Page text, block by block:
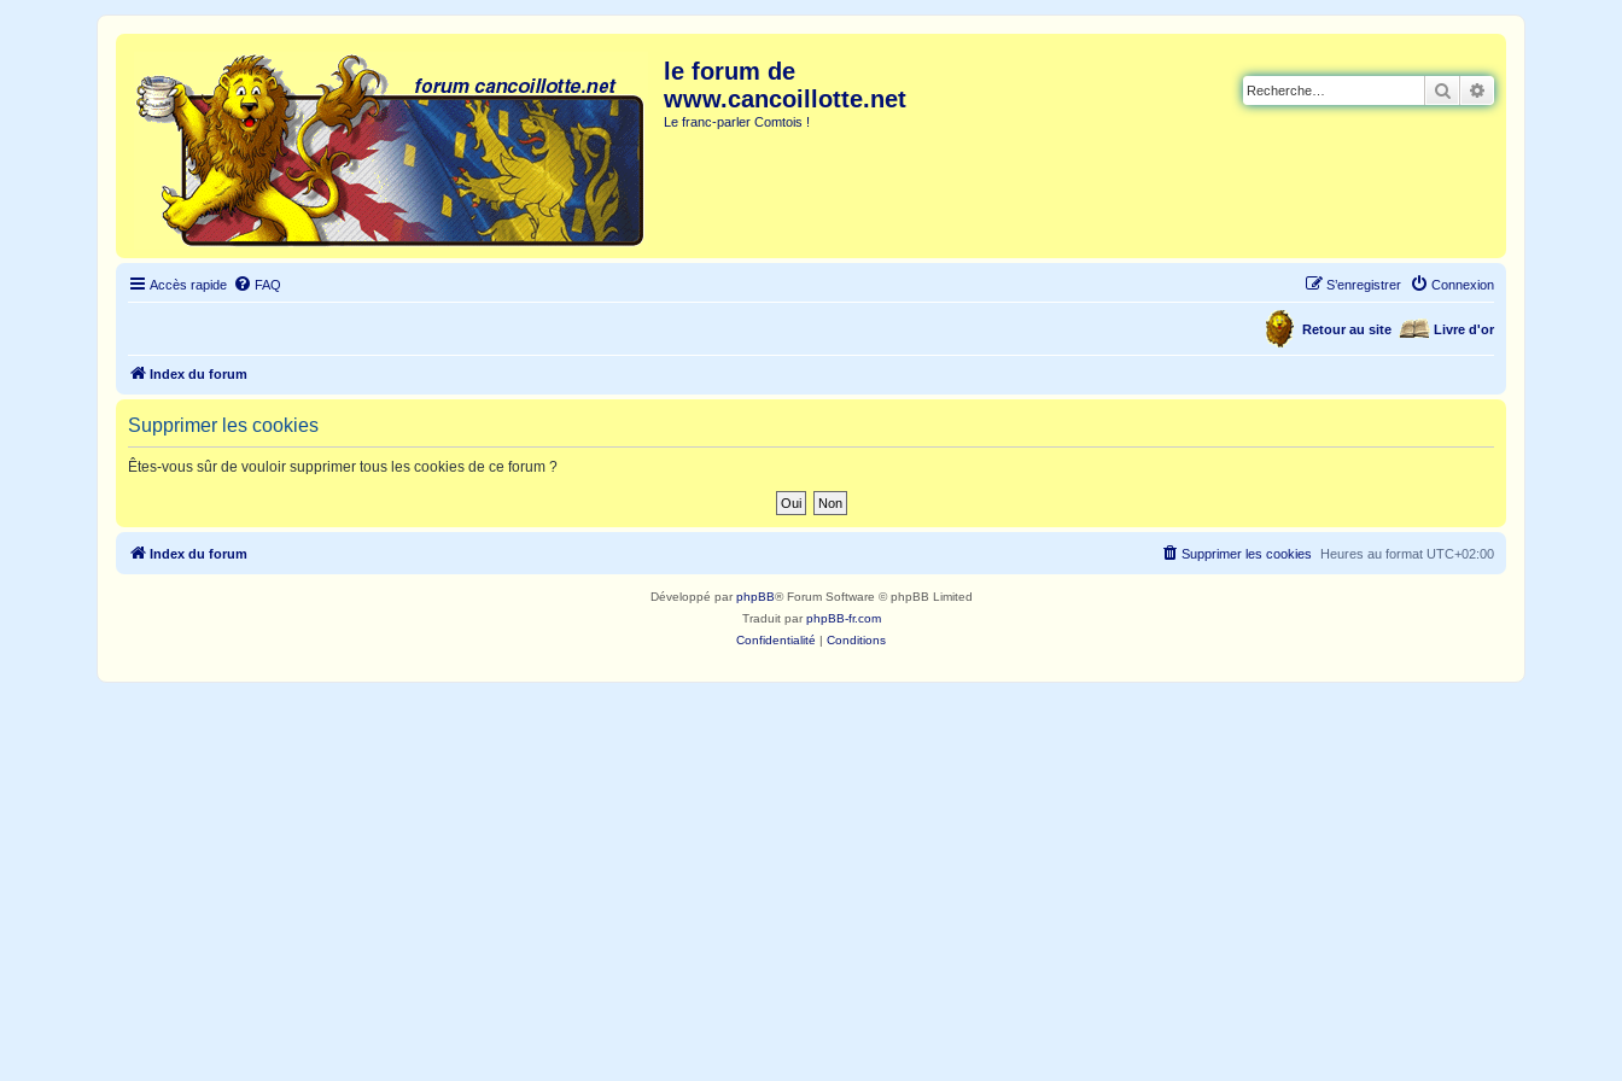
le forum de
www.cancoillotte.net
Le franc-parler Comtois !
Rechercher
Accès rapide FAQ Connexion
S’enregistrer
Livre d'or
Retour au site
Index du forum
Supprimer les cookies
Êtes-vous sûr de vouloir supprimer tous les cookies de ce forum ?
Index du forum Heures au format UTC+02:00
Supprimer les cookies
Développé parphpBB® Forum Software © phpBB Limited
Traduit parphpBB-fr.com
Confidentialité | Conditions